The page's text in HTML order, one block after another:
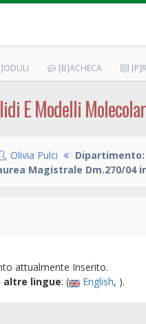
[B]ACHECA
E Modelli
Olivia Pulci Dipartimento:
Magistrale Dm.270/04
attualmente Inserito.
altre lingue: ( English, ).